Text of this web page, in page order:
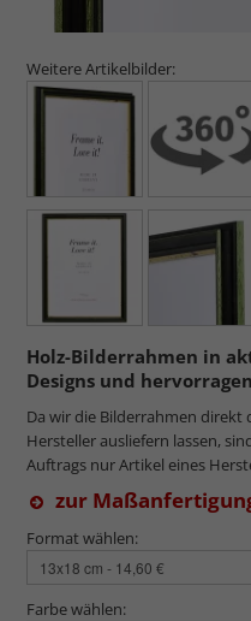
Weitere Artikelbilder:
Holz-Bilderrahmen in
Designs und
Da wir die Bilderrahmen direkt
Hersteller ausliefern lassen,
Auftrags nur Artikel eines
zur
Format wählen:
Farbe wählen: